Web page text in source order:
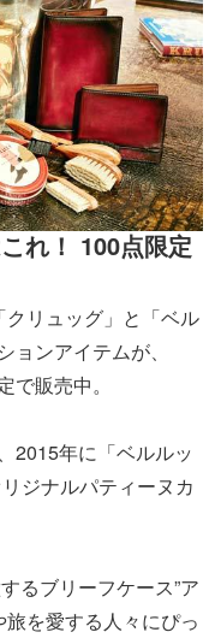
れ！ 100点限定
リュッグ」と「ベル
ンアイテムが、
で販売中。
2015年に「ベルルッ
ジナルパティーヌカ
るブリーフケース”ア
を愛する人々にぴっ